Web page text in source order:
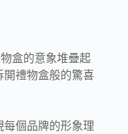
盒的意象堆疊起
開禮物盒般的驚喜
每個品牌的形象理